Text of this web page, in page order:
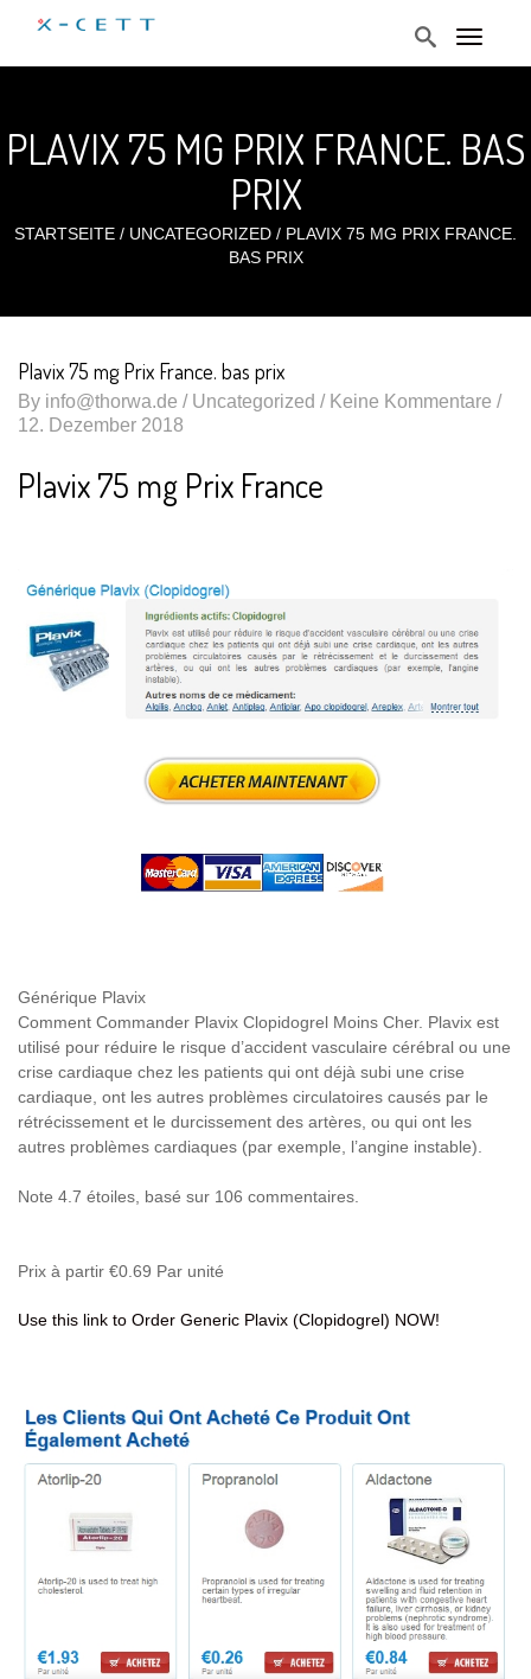
T
e
n
a
g
a
n
PLAVIX 75 MG PRIX FRANCE. BAS
PRIX
STARTSEITE / UNCATEGORIZED / PLAVIX 75 MG PRIX FRANCE.
BAS PRIX
Plavix 75 mg Prix France. bas prix
By info@thorwa.de / Uncategorized / Keine Kommentare /
12. Dezember 2018
Plavix 75 mg Prix France
Générique Plavix
Comment Commander Plavix Clopidogrel Moins Cher. Plavix est
utilisé pour réduire le risque d’accident vasculaire cérébral ou une
crise cardiaque chez les patients qui ont déjà subi une crise
cardiaque, ont les autres problèmes circulatoires causés par le
rétrécissement et le durcissement des artères, ou qui ont les
autres problèmes cardiaques (par exemple, l’angine instable).
Note 4.7 étoiles, basé sur 106 commentaires.
Prix à partir €0.69 Par unité
Use this link to Order Generic Plavix (Clopidogrel) NOW!